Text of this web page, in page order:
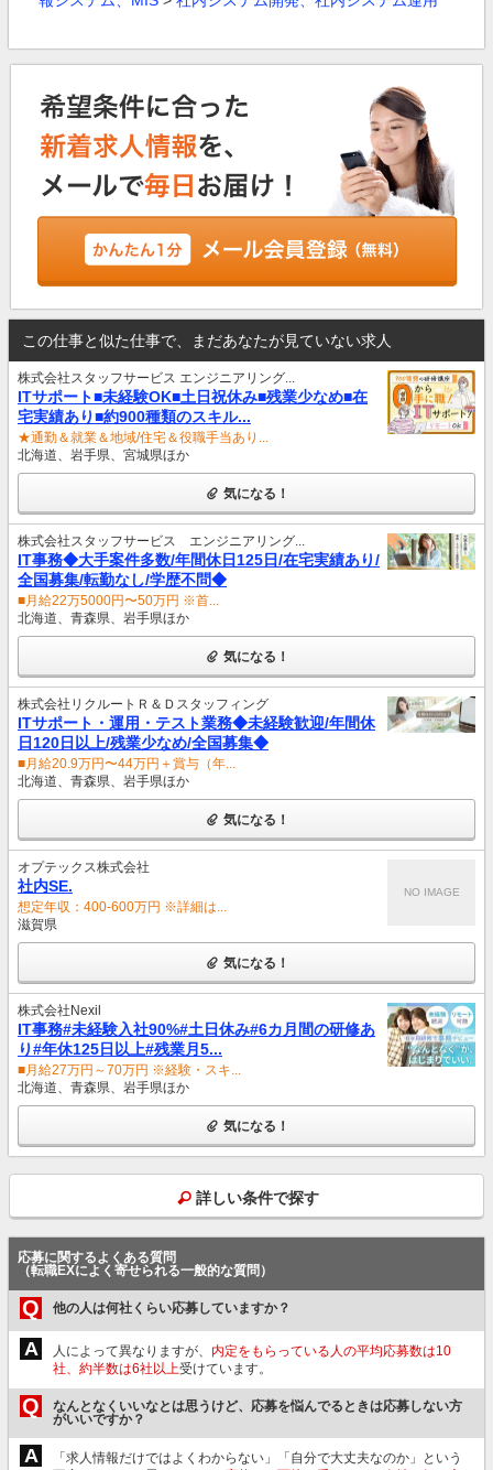
この仕事と似た仕事で、まだあなたが見ていない求人
株式会社スタッフサービス エンジニアリング...
ITサポート■未経験OK■土日祝休み■残業少なめ■在
宅実績あり■約900種類のスキル...
★通勤＆就業＆地域/住宅＆役職手当あり...
北海道、岩手県、宮城県ほか
気になる！
株式会社スタッフサービス エンジニアリング...
IT事務◆大手案件多数/年間休日125日/在宅実績あり/
全国募集/転勤なし/学歴不問◆
■月給22万5000円〜50万円 ※首...
北海道、青森県、岩手県ほか
気になる！
株式会社リクルートＲ＆Ｄスタッフィング
ITサポート・運用・テスト業務◆未経験歓迎/年間休
日120日以上/残業少なめ/全国募集◆
■月給20.9万円〜44万円＋賞与（年...
北海道、青森県、岩手県ほか
気になる！
オプテックス株式会社
社内SE.
想定年収：400-600万円 ※詳細は...
滋賀県
NO IMAGE
気になる！
株式会社Nexil
IT事務#未経験入社90%#土日休み#6カ月間の研修あ
り#年休125日以上#残業月5...
■月給27万円～70万円 ※経験・スキ...
北海道、青森県、岩手県ほか
気になる！
詳しい条件で探す
応募に関するよくある質問
（転職EXによく寄せられる一般的な質問）
Q 他の人は何社くらい応募していますか？
A 人によって異なりますが、 内定をもらっている人の平均応募数は10
社、約半数は6社以上受けています。
Q
なんとなくいいなとは思うけど、応募を悩んでるときは応募しない方
がいいですか？
A
「求人情報だけではよくわからない」「自分で大丈夫なのか」という